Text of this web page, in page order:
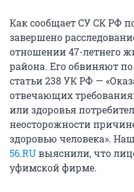
Как сообщает СУ СК РФ
завершено
отношении 47-летнего
района. Его обвиняют по
статьи 238 УК РФ —
отвечающих
или здоровья
неосторожности
здоровью человека».
56.RUвыяснили, что
уфимской фирме.